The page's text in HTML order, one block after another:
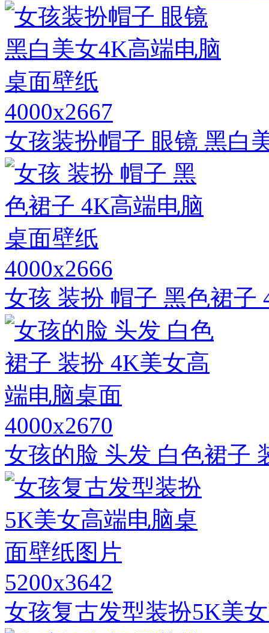
4000x2667
女孩装扮帽子 眼镜 黑白
4000x2666
女孩 装扮 帽子 黑色裙子
4000x2670
女孩的脸 头发 白色裙子
5200x3642
女孩复古发型装扮5K美